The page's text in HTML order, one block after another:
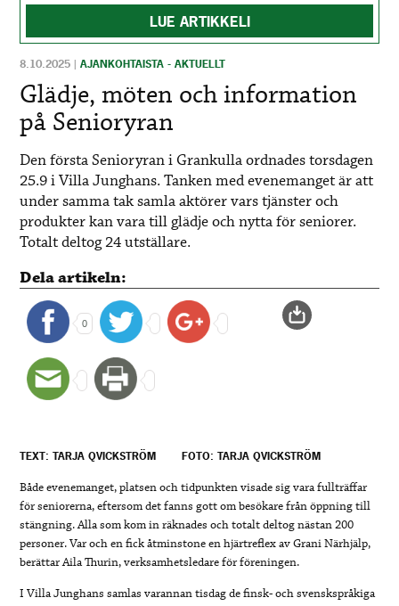
LUE ARTIKKELI
8.10.2025 |AJANKOHTAISTA - AKTUELLT
Glädje, möten och information
på Senioryran
Den första Senioryran i Grankulla ordnades torsdagen
25.9 i Villa Junghans. Tanken med evenemanget är att
under samma tak samla aktörer vars tjänster och
produkter kan vara till glädje och nytta för seniorer.
Totalt deltog 24 utställare.
Dela artikeln:
0
TEXT: TARJA QVICKSTRÖM FOTO: TARJA QVICKSTRÖM
Både evenemanget, platsen och tidpunkten visade sig vara fullträffar
för seniorerna, eftersom det fanns gott om besökare från öppning till
stängning. Alla som kom in räknades och totalt deltog nästan 200
personer. Var och en fick åtminstone en hjärtreflex av Grani Närhjälp,
berättar Aila Thurin, verksamhetsledare för föreningen.
I Villa Junghans samlas varannan tisdag de finsk- och svenskspråkiga